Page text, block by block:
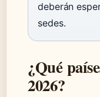
deberán
sedes.
¿Qué
2026?